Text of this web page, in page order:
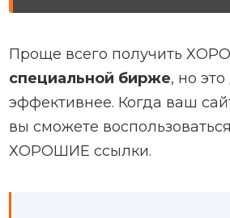
Проще всего получить
специальной бирже, но
эффективнее. Когда ваш
вы сможете
ХОРОШИЕ ссылки.